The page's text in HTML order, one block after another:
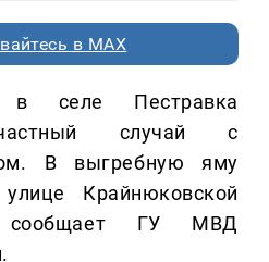
в MAX
селе Пестравка
случай с
В выгребную яму
Крайнюковской
сообщает ГУ МВД